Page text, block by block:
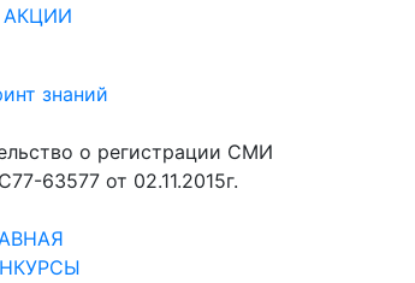
АКЦИИ
знаний
о регистрации СМИ
63577 от 02.11.2015г.